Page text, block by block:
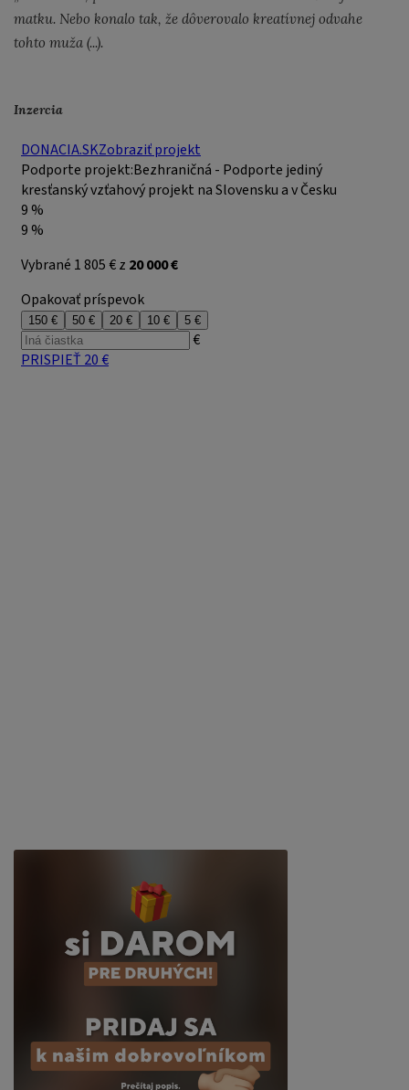
matku. Nebo konalo tak, že dôverovalo kreatívnej odvahe
tohto muža (...).
Inzercia